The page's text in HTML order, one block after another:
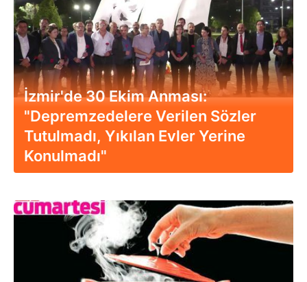
İzmir'de 30 Ekim Anması:
"Depremzedelere Verilen Sözler
Tutulmadı, Yıkılan Evler Yerine
Konulmadı"
02.01.2021